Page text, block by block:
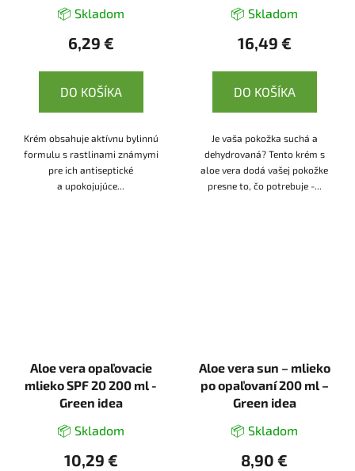
📦 Skladom
6,29 €
DO KOŠÍKA
Krém obsahuje aktívnu bylinnú
formulu s rastlinami známymi
pre ich antiseptické
a upokojujúce...
📦 Skladom
16,49 €
DO KOŠÍKA
Je vaša pokožka suchá a
dehydrovaná? Tento krém s
aloe vera dodá vašej pokožke
presne to, čo potrebuje -...
Aloe vera opaľovacie
mlieko SPF 20 200 ml -
Green idea
📦 Skladom
10,29 €
Aloe vera sun – mlieko
po opaľovaní 200 ml –
Green idea
📦 Skladom
8,90 €